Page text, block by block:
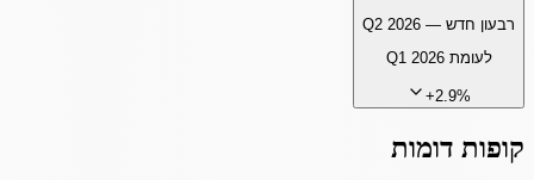
רבעון חדש — Q2 2026
לעומתQ1 2026
+2.9%
קופות דומות